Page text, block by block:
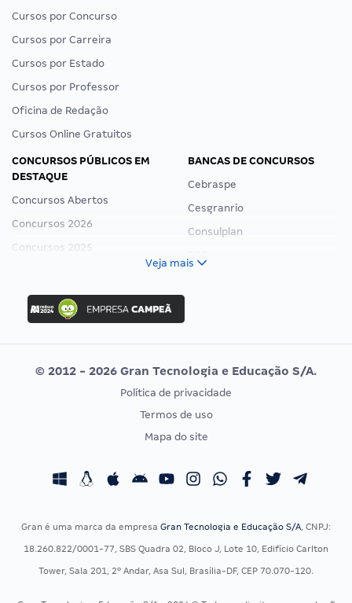
Cursos por Concurso
Cursos por Carreira
Cursos por Estado
Cursos por Professor
Oficina de Redação
Cursos Online Gratuitos
CONCURSOS PÚBLICOS EM
DESTAQUE
Concursos Abertos
Concursos 2026
Concursos 2025
Concurso Ibama
Concurso MPU
Editais publicados
BANCAS DE CONCURSOS
Cebraspe
Cesgranrio
Consulplan
Vunesp
CONCURSOS POR PROFISSÃO
Concursos Fiscais
Concursos Saúde
EXAME DE ORDEM
Calendário OAB
Veja mais
© 2012 - 2026 Gran Tecnologia e Educação S/A.
Política de privacidade
Termos de uso
Mapa do site
Gran é uma marca da empresa Gran Tecnologia e Educação S/A, CNPJ:
18.260.822/0001-77, SBS Quadra 02, Bloco J, Lote 10, Edifício Carlton
Tower, Sala 201, 2º Andar, Asa Sul, Brasília-DF, CEP 70.070-120.